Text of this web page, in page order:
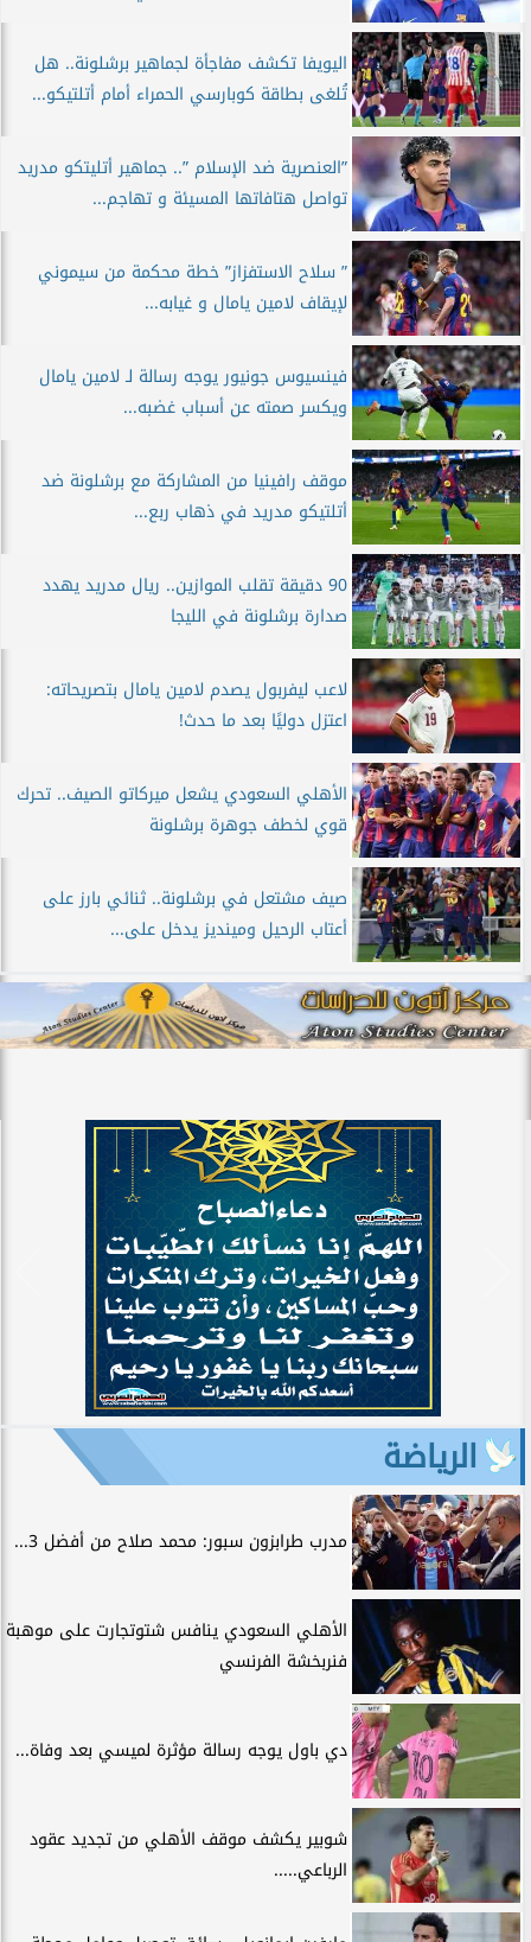
اليويفا تكشف مفاجأة لجماهير برشلونة.. هل
تُلغى بطاقة كوبارسي الحمراء أمام أتلتيكو...
”العنصرية ضد الإسلام ”.. جماهير أتليتكو مدريد
تواصل هتافاتها المسيئة و تهاجم...
” سلاح الاستفزاز” خطة محكمة من سيموني
لإيقاف لامين يامال و غيابه...
فينسيوس جونيور يوجه رسالة لـ لامين يامال
ويكسر صمته عن أسباب غضبه...
موقف رافينيا من المشاركة مع برشلونة ضد
أتلتيكو مدريد في ذهاب ربع...
90 دقيقة تقلب الموازين.. ريال مدريد يهدد
صدارة برشلونة في الليجا
لاعب ليفربول يصدم لامين يامال بتصريحاته:
اعتزل دوليًا بعد ما حدث!
الأهلي السعودي يشعل ميركاتو الصيف.. تحرك
قوي لخطف جوهرة برشلونة
صيف مشتعل في برشلونة.. ثنائي بارز على
أعتاب الرحيل ومينديز يدخل على...
الرياضة
مدرب طرابزون سبور: محمد صلاح من أفضل 3...
الأهلي السعودي ينافس شتوتجارت على موهبة
فنربخشة الفرنسي
دي باول يوجه رسالة مؤثرة لميسي بعد وفاة...
شوبير يكشف موقف الأهلي من تجديد عقود
الرباعي.....